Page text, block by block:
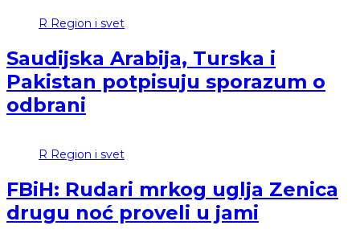
R Region i svet
Saudijska Arabija, Turska i
Pakistan potpisuju sporazum o
odbrani
R Region i svet
FBiH: Rudari mrkog uglja Zenica
drugu noć proveli u jami